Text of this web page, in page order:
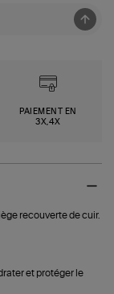
PAIEMENT EN
3X,4X
recouverte de cuir.
et protéger le